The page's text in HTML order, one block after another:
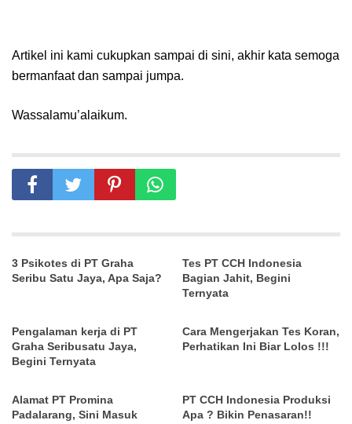
Artikel ini kami cukupkan sampai di sini, akhir kata semoga
bermanfaat dan sampai jumpa.
Wassalamu’alaikum.
3 Psikotes di PT Graha
Seribu Satu Jaya, Apa Saja?
Tes PT CCH Indonesia
Bagian Jahit, Begini
Ternyata
Pengalaman kerja di PT
Graha Seribusatu Jaya,
Begini Ternyata
Cara Mengerjakan Tes Koran,
Perhatikan Ini Biar Lolos !!!
Alamat PT Promina
Padalarang, Sini Masuk
PT CCH Indonesia Produksi
Apa ? Bikin Penasaran!!